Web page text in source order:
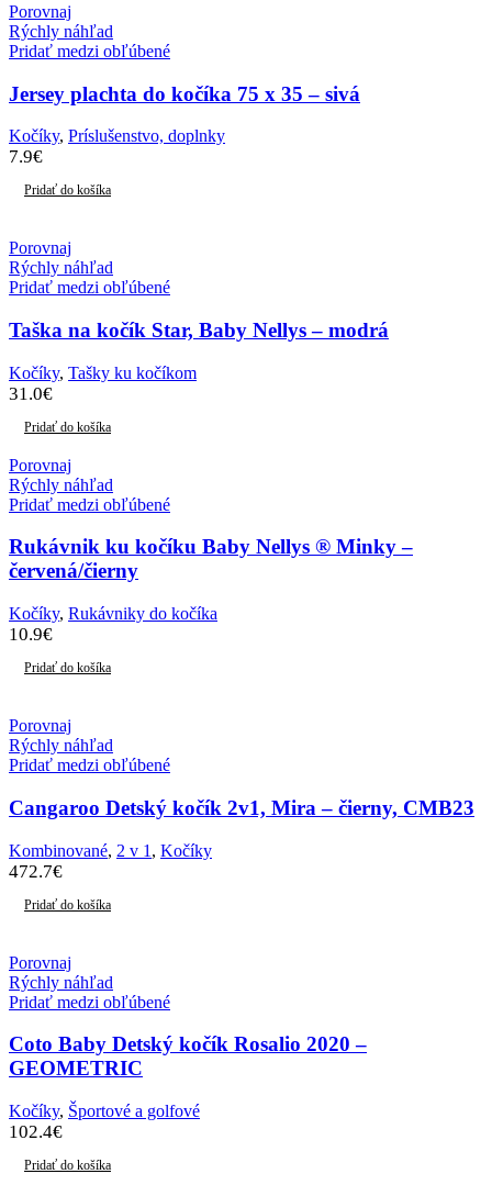
Porovnaj
Rýchly náhľad
Pridať medzi obľúbené
Jersey plachta do kočíka 75 x 35 – sivá
Kočíky, Príslušenstvo, doplnky
7.9€
Pridať do košíka
Porovnaj
Rýchly náhľad
Pridať medzi obľúbené
Taška na kočík Star, Baby Nellys – modrá
Kočíky, Tašky ku kočíkom
31.0€
Pridať do košíka
Porovnaj
Rýchly náhľad
Pridať medzi obľúbené
Rukávnik ku kočíku Baby Nellys ® Minky –
červená/čierny
Kočíky, Rukávniky do kočíka
10.9€
Pridať do košíka
Porovnaj
Rýchly náhľad
Pridať medzi obľúbené
Cangaroo Detský kočík 2v1, Mira – čierny, CMB23
Kombinované, 2 v 1 , Kočíky
472.7€
Pridať do košíka
Porovnaj
Rýchly náhľad
Pridať medzi obľúbené
Coto Baby Detský kočík Rosalio 2020 –
GEOMETRIC
Kočíky, Športové a golfové
102.4€
Pridať do košíka